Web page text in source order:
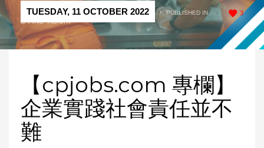
3
TUESDAY, 11 OCTOBER 2022 /
PUBLISHED IN
CARING,INSIGHT
【cpjobs.com 專欄】
企業實踐社會責任並不
難